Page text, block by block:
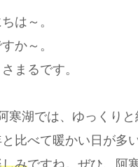
は～。
か～。
まるです。
寒湖では、ゆっくり
比べて暖かい日が多
みですね。ぜひ、阿